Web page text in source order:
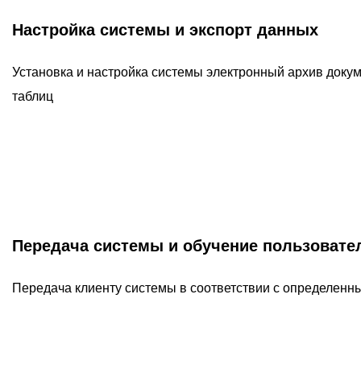
Настройка системы и экспорт данных
Установка и настройка системы электронный архив
таблиц
Передача системы и обучение
Передача клиенту системы в соответствии с